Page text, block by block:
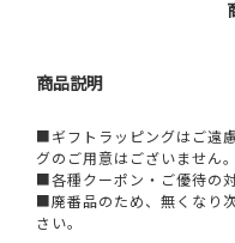
商品説明
■ギフトラッピングはご遠
グのご用意はございません
■各種クーポン・ご優待の対
■廃番品のため、無くなり
さい。